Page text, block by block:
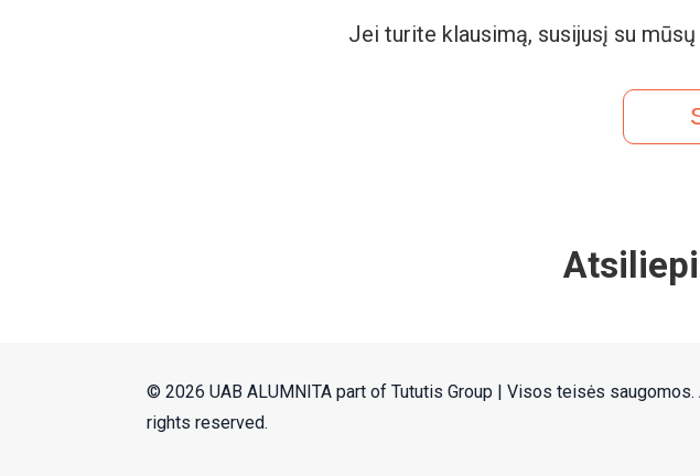
Jei turite klausimą, susijusį su
© 2026 UAB ALUMNITA part of Tututis Group | Visos teisės saugomos.
rights reserved.